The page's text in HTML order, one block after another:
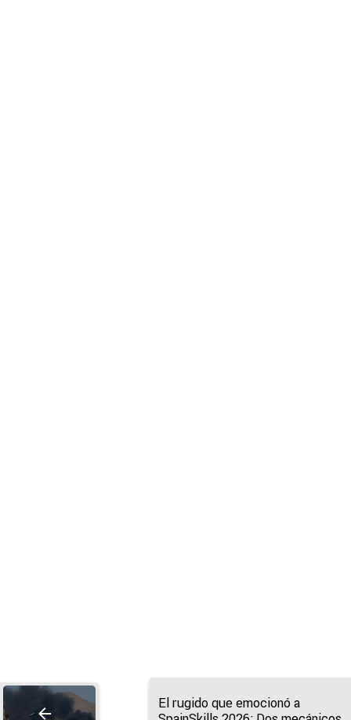
El rugido que emocionó a